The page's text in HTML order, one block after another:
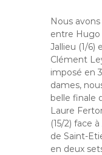
Nous
entre Hugo
Jallieu (1/6)
Clément
imposé en
dames,
belle finale
Laure
(15/2) face
de Saint-
en deux